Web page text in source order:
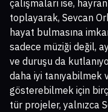
çalışmaları ise,
toplayarak, Sevcan
hayat bulmasına
sadece müziği değil,
ve duruşu da
daha iyi tanıyabilmek
gösterebilmek için
tür projeler, yalnızca